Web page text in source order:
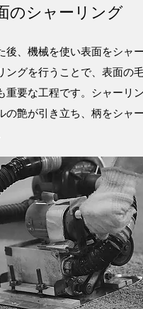
のシャーリング
後、機械を使い表面をシャ
ングを行うことで、表面の
重要な工程です。シャーリ
の艶が引き立ち、柄をシャ